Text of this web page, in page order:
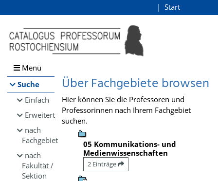
Browsen
direkt zum Inhalt
Start
Menü
Suche
Einfach
Erweitert
nach
Fachgebiet
nach
Fakultät /
Sektion
Über Fachgebiete browsen
Hier können Sie die Professoren und
Professorinnen nach Ihrem Fachgebiet
suchen.
05 Kommunikations- und
Medienwissenschaften
2 Einträge